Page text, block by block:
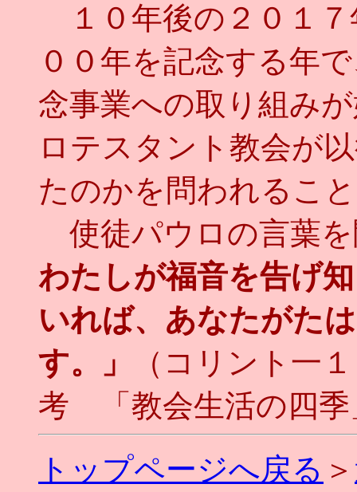
１０年後の２０１７
００年を記念する年
念事業への取り組み
ロテスタント教会が
たのかを問われるこ
使徒パウロの言葉
わたしが福音を告げ
いれば、あなたがた
す。」
（コリント一
考 「教会生活の四季
トップページへ戻る ＞